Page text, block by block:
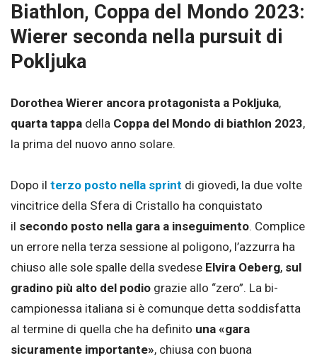
Biathlon, Coppa del Mondo 2023:
Wierer seconda nella pursuit di
Pokljuka
Dorothea Wierer ancora protagonista a Pokljuka,
quarta tappa della Coppa del Mondo di biathlon 2023,
la prima del nuovo anno solare.
Dopo il terzo posto nella sprint di giovedì, la due volte
vincitrice della Sfera di Cristallo ha conquistato
il secondo posto nella gara a inseguimento. Complice
un errore nella terza sessione al poligono, l’azzurra ha
chiuso alle sole spalle della svedese Elvira Oeberg, sul
gradino più alto del podio grazie allo “zero”. La bi-
campionessa italiana si è comunque detta soddisfatta
al termine di quella che ha definito una «gara
sicuramente importante», chiusa con buona